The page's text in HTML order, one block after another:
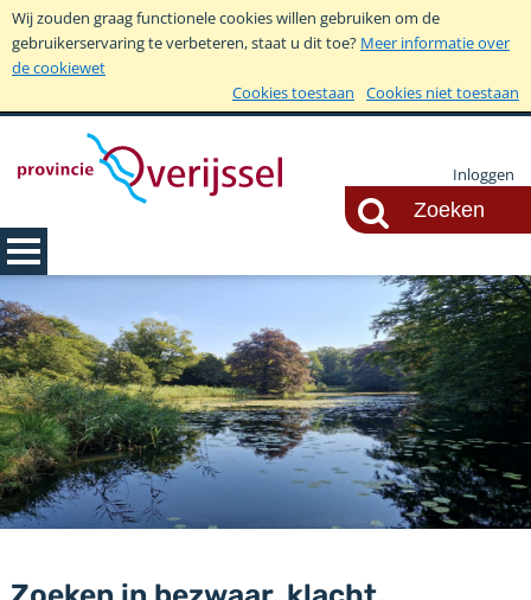
Wij zouden graag functionele cookies willen gebruiken om de
gebruikerservaring te verbeteren, staat u dit toe? Meer informatie over
de cookiewet
Cookies toestaan
Cookies niet toestaan
Inloggen